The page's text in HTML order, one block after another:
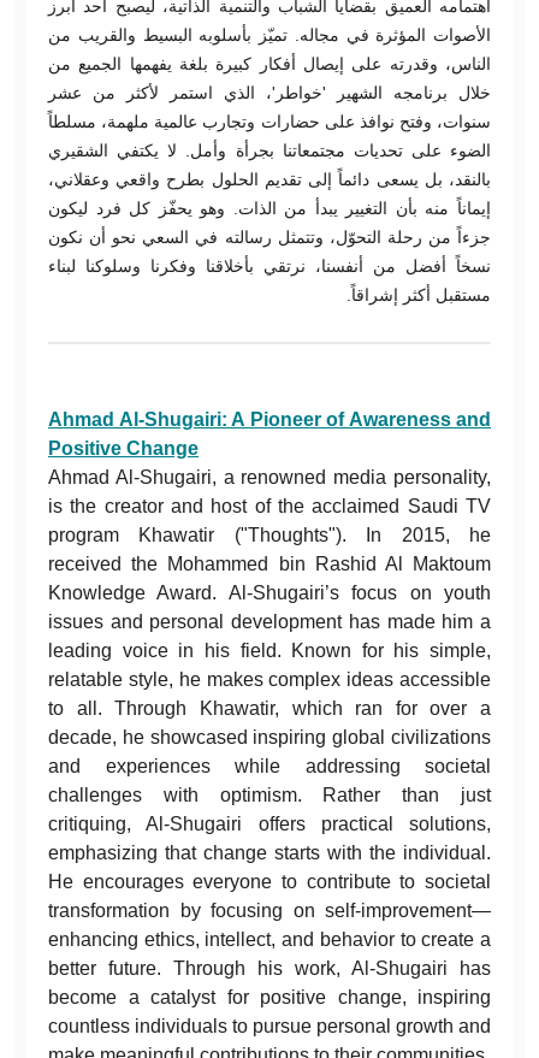
اهتمامه العميق بقضايا الشباب والتنمية الذاتية، ليصبح أحد أبرز
الأصوات المؤثرة في مجاله. تميّز بأسلوبه البسيط والقريب من
الناس، وقدرته على إيصال أفكار كبيرة بلغة يفهمها الجميع من
خلال برنامجه الشهير 'خواطر'، الذي استمر لأكثر من عشر
سنوات، وفتح نوافذ على حضارات وتجارب عالمية ملهمة، مسلطاً
الضوء على تحديات مجتمعاتنا بجرأة وأمل. لا يكتفي الشقيري
بالنقد، بل يسعى دائماً إلى تقديم الحلول بطرح واقعي وعقلاني،
إيماناً منه بأن التغيير يبدأ من الذات. وهو يحفّز كل فرد ليكون
جزءاً من رحلة التحوّل، وتتمثل رسالته في السعي نحو أن نكون
نسخاً أفضل من أنفسنا، نرتقي بأخلاقنا وفكرنا وسلوكنا لبناء
مستقبل أكثر إشراقاً.
Ahmad Al-Shugairi: A Pioneer of Awareness and
Positive Change
Ahmad Al-Shugairi, a renowned media personality,
is the creator and host of the acclaimed Saudi TV
program Khawatir ("Thoughts"). In 2015, he
received the Mohammed bin Rashid Al Maktoum
Knowledge Award. Al-Shugairi’s focus on youth
issues and personal development has made him a
leading voice in his field. Known for his simple,
relatable style, he makes complex ideas accessible
to all. Through Khawatir, which ran for over a
decade, he showcased inspiring global civilizations
and experiences while addressing societal
challenges with optimism. Rather than just
critiquing, Al-Shugairi offers practical solutions,
emphasizing that change starts with the individual.
He encourages everyone to contribute to societal
transformation by focusing on self-improvement—
enhancing ethics, intellect, and behavior to create a
better future. Through his work, Al-Shugairi has
become a catalyst for positive change, inspiring
countless individuals to pursue personal growth and